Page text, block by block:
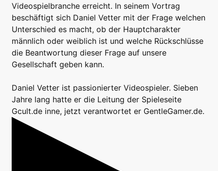
Videospielbranche erreicht. In seinem Vortrag
beschäftigt sich Daniel Vetter mit der Frage welchen
Unterschied es macht, ob der Hauptcharakter
männlich oder weiblich ist und welche Rückschlüsse
die Beantwortung dieser Frage auf unsere
Gesellschaft geben kann.
Daniel Vetter ist passionierter Videospieler. Sieben
Jahre lang hatte er die Leitung der Spieleseite
Gcult.de inne, jetzt verantwortet er GentleGamer.de.